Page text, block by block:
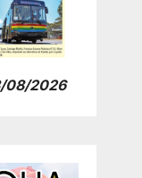
08/2026